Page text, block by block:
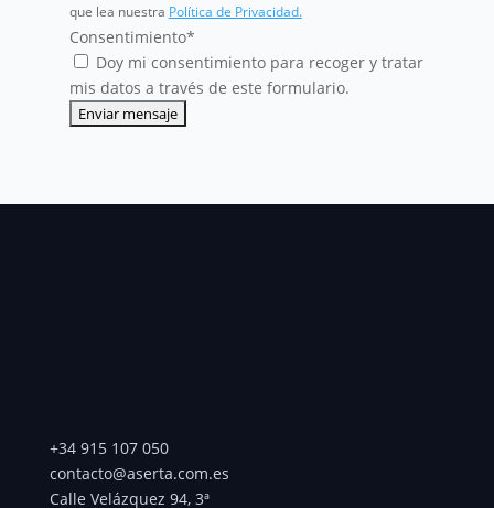
que lea nuestra Política de Privacidad.
Consentimiento*
Doy mi consentimiento para recoger y tratar
mis datos a través de este formulario.
+34 915 107 050
contacto@aserta.com.es
Calle Velázquez 94, 3ª